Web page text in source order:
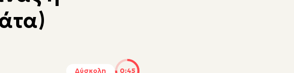
Δύσκολη 0:45